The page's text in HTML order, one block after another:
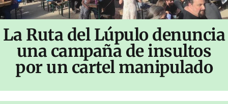
La Ruta del Lúpulo denuncia
una campaña de insultos
por un cartel manipulado